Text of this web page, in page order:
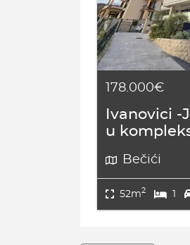
178.000€
Ivanovici -
u
Bečići
52m2 1